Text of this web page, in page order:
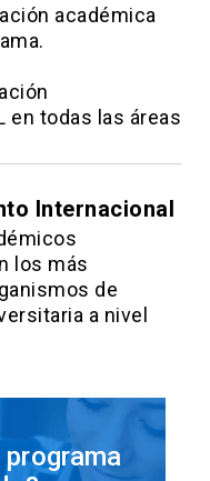
académica
en todas las áreas
Internacional
los más
de
a nivel